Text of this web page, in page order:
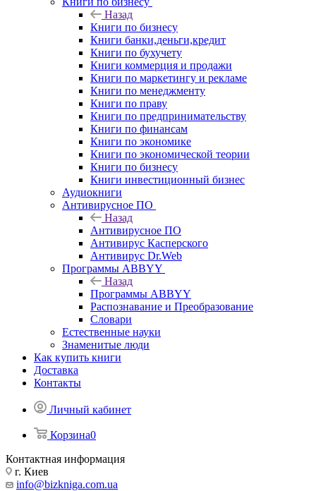
Назад
Книги по бизнесу
Книги банки,деньги,кредит
Книги по бухучету
Книги коммерция и продажи
Книги по маркетингу и рекламе
Книги по менеджменту
Книги по праву
Книги по предпринимательству
Книги по финансам
Книги по экономике
Книги по экономической теории
Книги по бизнесу
Книги инвестиционный бизнес
Аудиокниги
Антивирусное ПО
Назад
Антивирусное ПО
Антивирус Касперского
Антивирус Dr.Web
Программы ABBYY
Назад
Программы ABBYY
Распознавание и Преобразование
Словари
Естественные науки
Знаменитые люди
Как купить книги
Доставка
Контакты
Личный кабинет
Корзина0
Контактная информация
г. Киев
info@bizkniga.com.ua